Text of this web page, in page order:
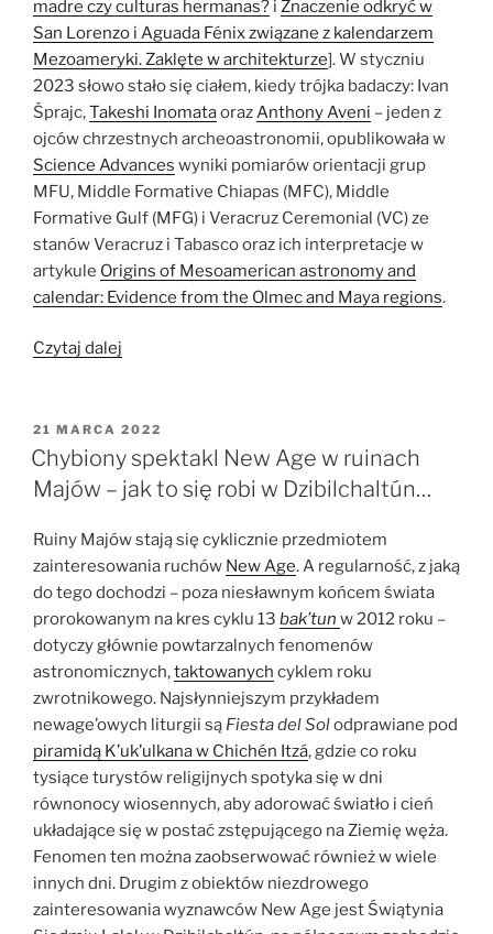
madre czy culturas hermanas? i Znaczenie odkryć w
San Lorenzo i Aguada Fénix związane z kalendarzem
Mezoameryki. Zaklęte w architekturze]. W styczniu
2023 słowo stało się ciałem, kiedy trójka badaczy: Ivan
Šprajc,Takeshi InomataorazAnthony Aveni – jeden z
ojców chrzestnych archeoastronomii, opublikowała w
Science Advances wyniki pomiarów orientacji grup
MFU, Middle Formative Chiapas (MFC), Middle
Formative Gulf (MFG) i Veracruz Ceremonial (VC) ze
stanów Veracruz i Tabasco oraz ich interpretacje w
artykule Origins of Mesoamerican astronomy and
calendar: Evidence from the Olmec and Maya regions.
Czytaj dalej
kalendarza
Mezoameryki:
nowe
dowody
w
architekturze
z
terenów
Majów
i
Olmeków”
OPUBLIKOWANE
W
21 MARCA 2022
Chybiony spektakl New Age w ruinach
Majów – jak to się robi w Dzibilchaltún…
Ruiny Majów stają się cyklicznie przedmiotem
zainteresowania ruchów New Age. A regularność, z jaką
do tego dochodzi – poza niesławnym końcem świata
prorokowanym na kres cyklu 13 bak’tun w 2012 roku –
dotyczy głównie powtarzalnych fenomenów
astronomicznych,taktowanych cyklem roku
zwrotnikowego. Najsłynniejszym przykładem
newage’owych liturgii są Fiesta del Solodprawiane pod
piramidą K’uk’ulkana w Chichén Itzá, gdzie co roku
tysiące turystów religijnych spotyka się w dni
równonocy wiosennych, aby adorować światło i cień
układające się w postać zstępującego na Ziemię węża.
Fenomen ten można zaobserwować również w wiele
innych dni. Drugim z obiektów niezdrowego
zainteresowania wyznawców New Age jest Świątynia